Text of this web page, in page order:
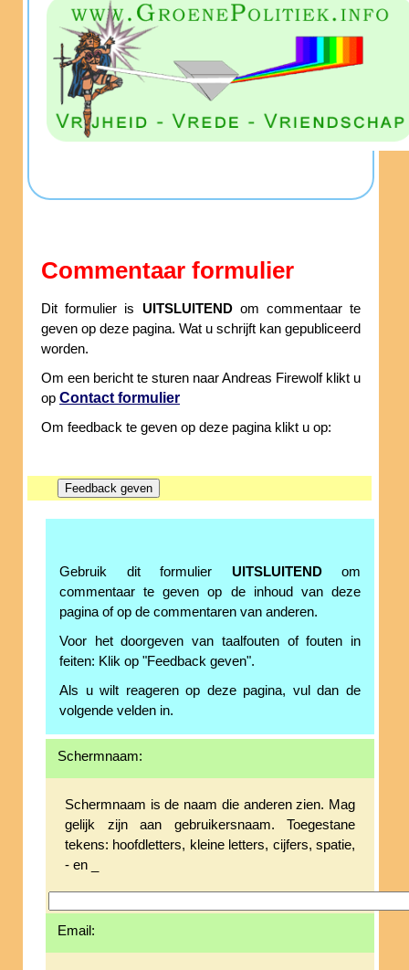
Commentaar formulier
Dit formulier is UITSLUITENDom commentaar te
geven op deze pagina. Wat u schrijft kan gepubliceerd
worden.
Om een bericht te sturen naar Andreas Firewolf klikt u
op Contact formulier
Om feedback te geven op deze pagina klikt u op:
Gebruik dit formulier UITSLUITENDom
commentaar te geven op de inhoud van deze
pagina of op de commentaren van anderen.
Voor het doorgeven van taalfouten of fouten in
feiten: Klik op "Feedback geven".
Als u wilt reageren op deze pagina, vul dan de
volgende velden in.
Schermnaam:
Schermnaam is de naam die anderen zien. Mag
gelijk zijn aan gebruikersnaam. Toegestane
tekens: hoofdletters, kleine letters, cijfers, spatie,
- en _
Email: